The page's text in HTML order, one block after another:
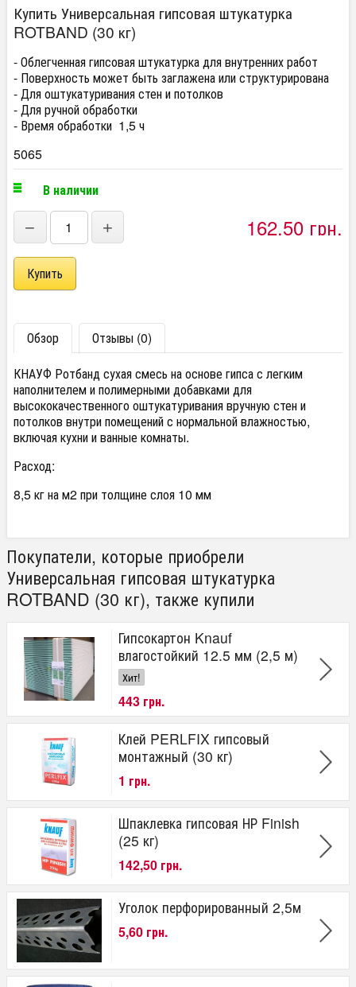
Купить Универсальная гипсовая штукатурка
ROTBAND (30 кг)
- Облегченная гипсовая штукатурка для внутренних работ
- Поверхность может быть заглажена или структурирована
- Для оштукатуривания стен и потолков
- Для ручной обработки
- Время обработки 1,5 ч
5065
В наличии
− + 162,50 грн.
Обзор
Отзывы (0)
КНАУФ Ротбанд сухая смесь на основе гипса с легким
наполнителем и полимерными добавками для
высококачественного оштукатуривания вручную стен и
потолков внутри помещений с нормальной влажностью,
включая кухни и ванные комнаты.
Расход:
8,5 кг на м2 при толщине слоя 10 мм
Покупатели, которые приобрели
Универсальная гипсовая штукатурка
ROTBAND (30 кг), также купили
Гипсокартон Knauf
влагостойкий 12.5 мм (2,5 м)
Хит!
443 грн.
Клей PERLFIX гипсовый
монтажный (30 кг)
1 грн.
Шпаклевка гипсовая НР Finish
(25 кг)
142,50 грн.
Уголок перфорированный 2,5м
5,60 грн.